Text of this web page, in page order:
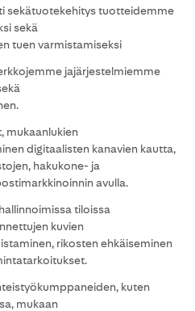
tuotteidemme
sekä
tuen varmistamiseksi
jajärjestelmiemme
digitaalisten kanavien kautta,
hakukone- ja
avulla.
tiloissa
kuvien
rikosten ehkäiseminen
kuten
mukaan